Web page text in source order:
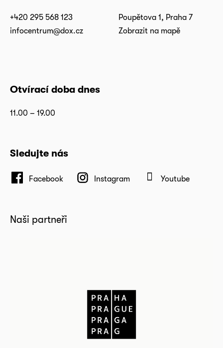
+420 295 568 123
infocentrum@dox.cz
Poupětova 1, Praha 7
Zobrazit na mapě
Otvírací doba dnes
11.00 – 19.00
Sledujte nás
Facebook Instagram Youtube
Naši partneři